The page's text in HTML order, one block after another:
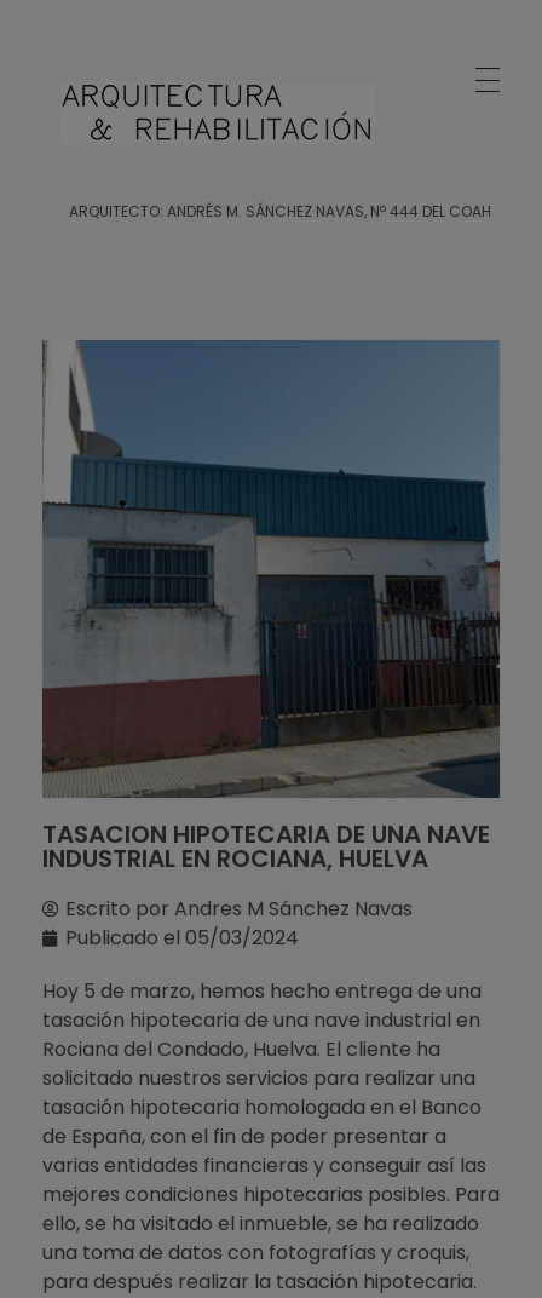
ARQUITECTO: ANDRÉS M. SÁNCHEZ NAVAS, Nº 444 DEL COAH
TASACION HIPOTECARIA DE UNA NAVE
INDUSTRIAL EN ROCIANA, HUELVA
Escrito por Andres M Sánchez Navas
Publicado el 05/03/2024
Hoy 5 de marzo, hemos hecho entrega de una
tasación hipotecaria de una nave industrial en
Rociana del Condado, Huelva. El cliente ha
solicitado nuestros servicios para realizar una
tasación hipotecaria homologada en el Banco
de España, con el fin de poder presentar a
varias entidades financieras y conseguir así las
mejores condiciones hipotecarias posibles. Para
ello, se ha visitado el inmueble, se ha realizado
una toma de datos con fotografías y croquis,
para después realizar la tasación hipotecaria.